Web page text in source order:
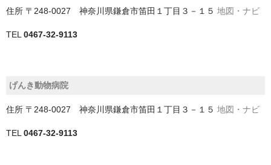
住所 〒248-0027 神奈川県鎌倉市笛田１丁目３－１５ 地図・ナビ
TEL 0467-32-9113
げんき動物病院
住所 〒248-0027 神奈川県鎌倉市笛田１丁目３－１５ 地図・ナビ
TEL 0467-32-9113